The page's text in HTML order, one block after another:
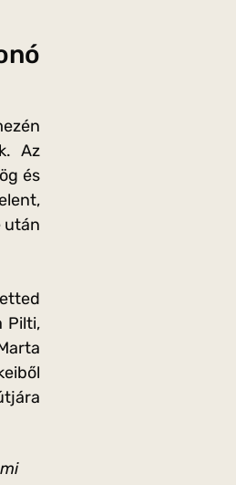
Az
és
után
Pilti,